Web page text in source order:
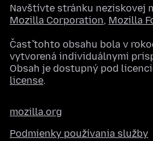
Navštívte stránku neziskovej
Mozilla Corporation, Mozilla
Časť tohto obsahu bola v
vytvorená individuálnymi
Obsah je dostupný pod
license.
mozilla.org
Podmienky používania služby